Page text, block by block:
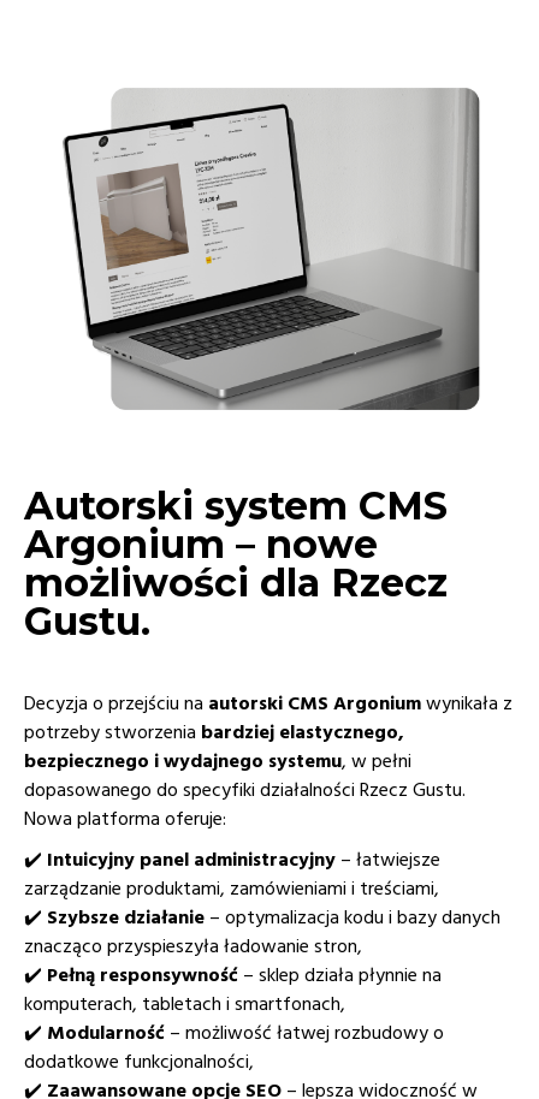
Autorski system CMS
Argonium – nowe
możliwości dla Rzecz
Gustu.
Decyzja o przejściu na autorski CMS Argoniumwynikała z
potrzeby stworzenia bardziej elastycznego,
bezpiecznego i wydajnego systemu, w pełni
dopasowanego do specyfiki działalności Rzecz Gustu.
Nowa platforma oferuje:
✔️ Intuicyjny panel administracyjny – łatwiejsze
zarządzanie produktami, zamówieniami i treściami,
✔️ Szybsze działanie – optymalizacja kodu i bazy danych
znacząco przyspieszyła ładowanie stron,
✔️ Pełną responsywność – sklep działa płynnie na
komputerach, tabletach i smartfonach,
✔️ Modularność – możliwość łatwej rozbudowy o
dodatkowe funkcjonalności,
✔️ Zaawansowane opcje SEO – lepsza widoczność w